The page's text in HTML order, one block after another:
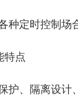
种定时控制场
特点
护、隔离设计